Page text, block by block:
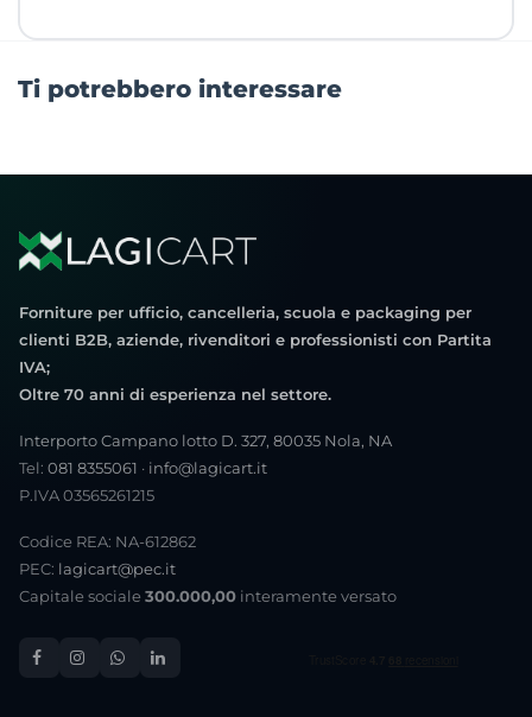
Ti potrebbero interessare
Forniture per ufficio, cancelleria, scuola e packaging per
clienti B2B, aziende, rivenditori e professionisti con Partita
IVA;
Oltre 70 anni di esperienza nel settore.
Interporto Campano lotto D. 327, 80035 Nola, NA
Tel: 081 8355061 · info@lagicart.it
P.IVA 03565261215
Codice REA: NA-612862
PEC: lagicart@pec.it
Capitale sociale 300.000,00 interamente versato